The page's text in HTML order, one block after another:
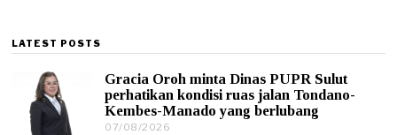
LATEST POSTS
Gracia Oroh minta Dinas PUPR Sulut
perhatikan kondisi ruas jalan Tondano-
Kembes-Manado yang berlubang
07/08/2026